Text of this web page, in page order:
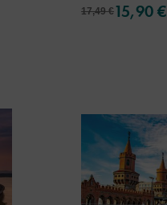
17,49 €15,90 €